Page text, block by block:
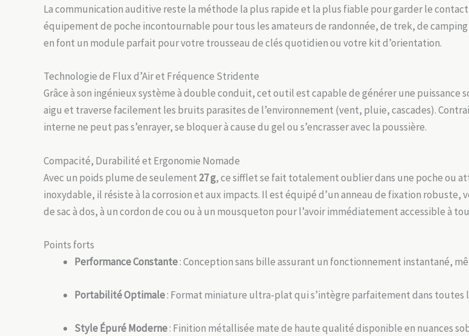
La communication auditive reste la méthode la plus rapide et la plus fiable pour garder le
équipement de poche incontournable pour tous les amateurs de randonnée, de trek, de
en font un module parfait pour votre trousseau de clés quotidien ou votre kit d’orientation.
Technologie de Flux d’Air et Fréquence Stridente
Grâce à son ingénieux système à double conduit, cet outil est capable de générer une puissance
aigu et traverse facilement les bruits parasites de l’environnement (vent, pluie, cascades).
interne ne peut pas s’enrayer, se bloquer à cause du gel ou s’encrasser avec la poussière.
Compacité, Durabilité et Ergonomie Nomade
Avec un poids plume de seulement 27 g, ce sifflet se fait totalement oublier dans une poche ou
inoxydable, il résiste à la corrosion et aux impacts. Il est équipé d’un anneau de fixation
de sac à dos, à un cordon de cou ou à un mousqueton pour l’avoir immédiatement accessible à
Points forts
Performance Constante: Conception sans bille assurant un fonctionnement instantané,
Portabilité Optimale: Format miniature ultra-plat qui s’intègre parfaitement dans toutes
Style Épuré Moderne: Finition métallisée mate de haute qualité disponible en nuances